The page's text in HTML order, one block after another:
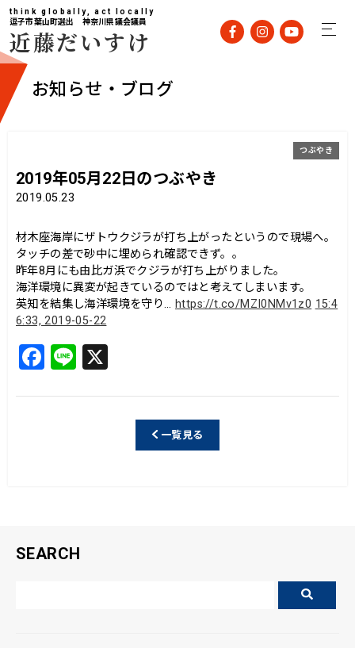
think globally, act locally
逗子市葉山町選出 神奈川県議会議員
近藤だいすけ
お知らせ・ブログ
2019年05月22日のつぶやき
2019.05.23
つぶやき
材木座海岸にザトウクジラが打ち上がったというので現場へ。
タッチの差で砂中に埋められ確認できず。。
昨年8月にも由比ガ浜でクジラが打ち上がりました。
海洋環境に異変が起きているのではと考えてしまいます。
英知を結集し海洋環境を守り… https://t.co/MZI0NMv1z0 15:4
6:33, 2019-05-22
F
a
c
Li
n
e
一覧見る
SEARCH